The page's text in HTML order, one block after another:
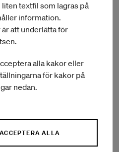
i Piteå hos Studio
veckor
textfil som lagras på
information.
att underlätta för
alla kakor eller
för kakor på
nedan.
ACCEPTERA ALLA